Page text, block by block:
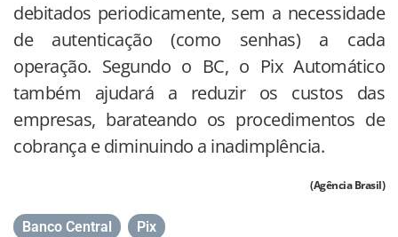
debitados periodicamente, sem a necessidade
de autenticação (como senhas) a cada
operação. Segundo o BC, o Pix Automático
também ajudará a reduzir os custos das
empresas, barateando os procedimentos de
cobrança e diminuindo a inadimplência.
(Agência Brasil)
Banco Central Pix